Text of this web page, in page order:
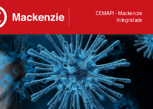
CEMAPI - Mackenzie
Integridade